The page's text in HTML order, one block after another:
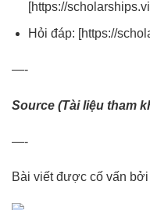
[https://
Hỏi đáp: [https://
—-
Source (Tài liệu tham
—-
Bài viết được cố vấn